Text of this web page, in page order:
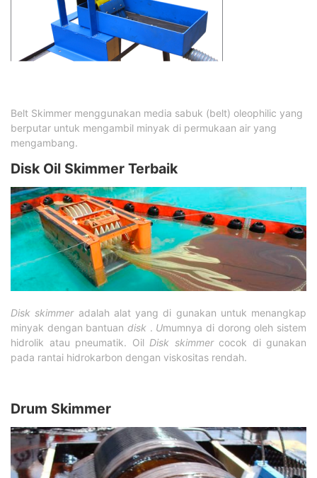
Belt Skimmer menggunakan media sabuk (belt) oleophilic yang
berputar untuk mengambil minyak di permukaan air yang
mengambang.
Disk Oil Skimmer Terbaik
Disk skimmeradalah alat yang di gunakan untuk menangkap
minyak dengan bantuan disk . Umumnya di dorong oleh sistem
hidrolik atau pneumatik. Oil Disk skimmer cocok di gunakan
pada rantai hidrokarbon dengan viskositas rendah.
Drum Skimmer